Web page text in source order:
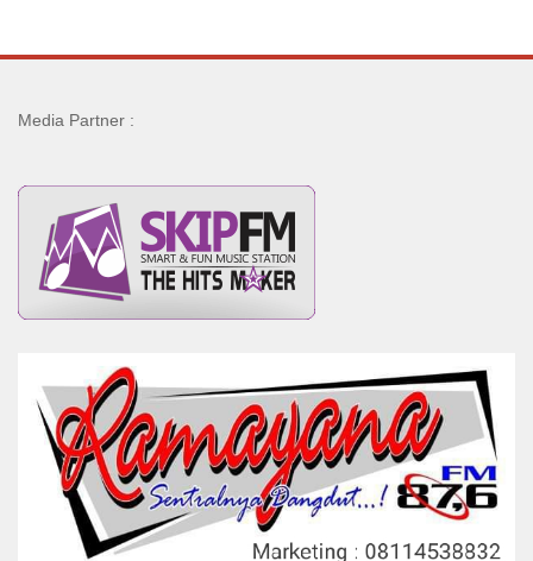
Media Partner :